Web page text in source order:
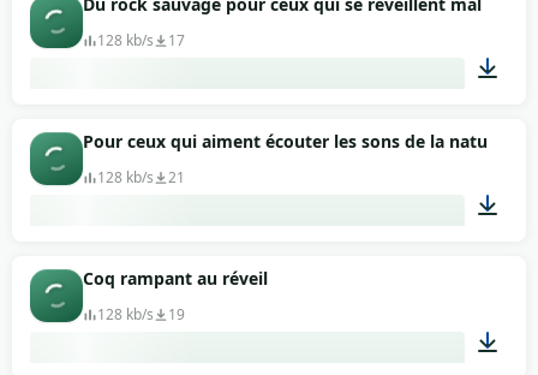
128 kb/s 17
00:19
Pour ceux qui aiment écouter les sons de la nature et
128 kb/s 21
Coq rampant au réveil
128 kb/s 19